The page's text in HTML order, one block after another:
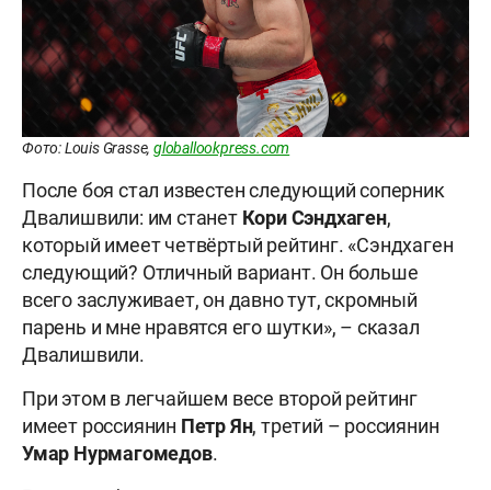
Фото: Louis Grasse, globallookpress.com
После боя стал известен следующий соперник
Двалишвили: им станет Кори Сэндхаген,
который имеет четвёртый рейтинг. «Сэндхаген
следующий? Отличный вариант. Он больше
всего заслуживает, он давно тут, скромный
парень и мне нравятся его шутки», – сказал
Двалишвили.
При этом в легчайшем весе второй рейтинг
имеет россиянин Петр Ян, третий – россиянин
Умар Нурмагомедов.